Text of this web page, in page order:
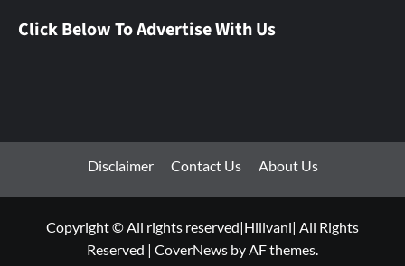
Click Below To Advertise With Us
Disclaimer Contact Us About Us
Copyright © All rights reserved|Hillvani| All Rights
Reserved | CoverNews by AF themes.